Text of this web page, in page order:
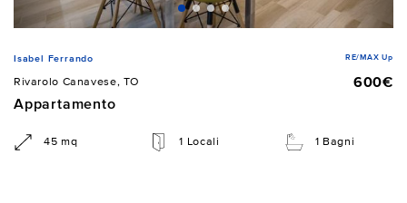
Isabel Ferrando RE/MAX Up
Rivarolo Canavese, TO
600€
Appartamento
45 mq 1 Locali 1 Bagni